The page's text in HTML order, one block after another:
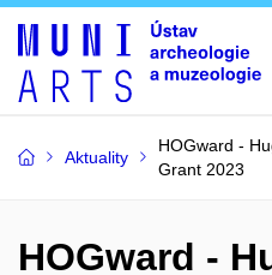
Aktuality
HOGward -
Grant 2023
HOGward -